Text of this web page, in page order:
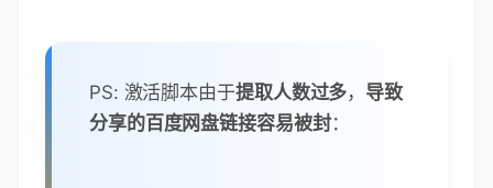
PS: 激活脚本由于提取人数过多， 导致
分享的百度网盘链接容易被封：